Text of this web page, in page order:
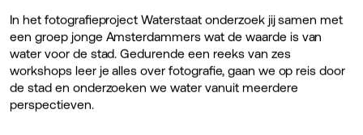
In het fotografieproject Waterstaat onderzoek jij samen met
een groep jonge Amsterdammers wat de waarde is van
water voor de stad. Gedurende een reeks van zes
workshops leer je alles over fotografie, gaan we op reis door
de stad en onderzoeken we water vanuit meerdere
perspectieven.